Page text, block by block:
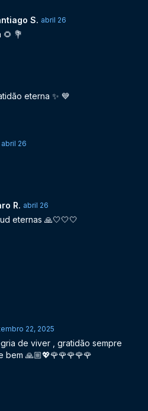
S. abril 26
🌻 💐
eterna ✨️ 💙
abril 26
R. abril 26
eternas 🙏🤍🤍🤍
22, 2025
de viver , gratidão sempre
🙏🏼💖🌹🌹🌹🌹🌹